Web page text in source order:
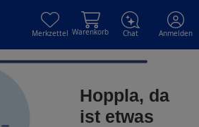
Merkzettel Warenkorb Chat Anmelden
Hoppla, da
ist etwas